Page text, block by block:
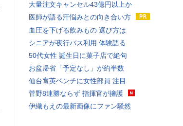
大量注文キャンセル43億円以上か
医師が語る汗悩みとの向き合い方
血圧を下げる飲みもの 選び方は
シニアが夜行バス利用 体験語る
50代女性 誕生日に菓子店で絶句
お盆帰省「予定なし」が約半数
仙台育英ベンチに女性部員 注目
菅野8連勝ならず 指揮官が擁護
伊織もえの最新画像にファン騒然